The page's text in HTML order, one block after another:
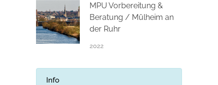
MPU Vorbereitung &
Beratung / Mülheim an
der Ruhr
2022
Info